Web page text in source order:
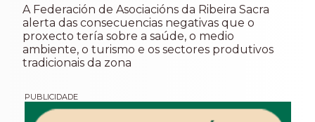
A Federación de Asociacións da Ribeira Sacra
alerta das consecuencias negativas que o
proxecto tería sobre a saúde, o medio
ambiente, o turismo e os sectores produtivos
tradicionais da zona